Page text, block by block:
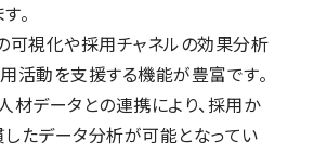
。
可視化や採用チャネルの効果分析
活動を支援する機能が豊富です。
材データとの連携により、採用か
たデータ分析が可能となってい